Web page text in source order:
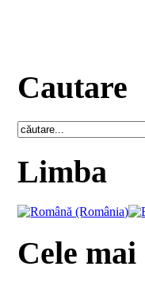
Cautare
Limba
Cele